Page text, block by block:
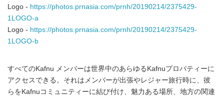
Logo - https://photos.prnasia.com/prnh/20190214/2375429-
1LOGO-a
Logo - https://photos.prnasia.com/prnh/20190214/2375429-
1LOGO-b
すべてのKafnu メンバーは世界中のあらゆるKafnuプロパティーに
アクセスできる。それはメンバーが出張やレジャー旅行時に、彼
らをKafnuコミュニティーに結び付け、魅力ある場所、地方の関連